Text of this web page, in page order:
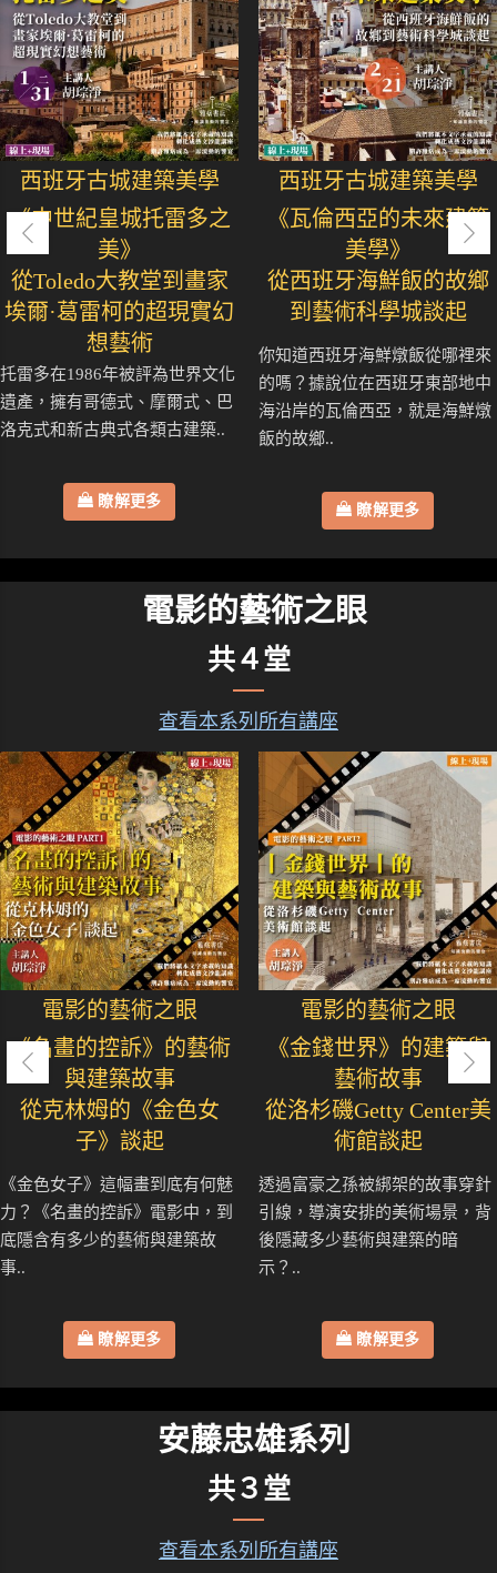
西班牙古城建築美學
《中世紀皇城托雷多之
美》
從Toledo大教堂到畫家
埃爾·葛雷柯的超現實幻
想藝術
托雷多在1986年被評為世界文化
遺產，擁有哥德式、摩爾式、巴
洛克式和新古典式各類古建築..
瞭解更多
西班牙古城建築美學
《瓦倫西亞的未來建築
美學》
從西班牙海鮮飯的故鄉
到藝術科學城談起
你知道西班牙海鮮燉飯從哪裡來
的嗎？據說位在西班牙東部地中
海沿岸的瓦倫西亞，就是海鮮燉
飯的故鄉..
瞭解更多
電影的藝術之眼
共４堂
查看本系列所有講座
電影的藝術之眼
《名畫的控訴》的藝術
與建築故事
從克林姆的《金色女
子》談起
《金色女子》這幅畫到底有何魅
力？《名畫的控訴》電影中，到
底隱含有多少的藝術與建築故
事..
瞭解更多
電影的藝術之眼
《金錢世界》的建築與
藝術故事
從洛杉磯Getty Center美
術館談起
透過富豪之孫被綁架的故事穿針
引線，導演安排的美術場景，背
後隱藏多少藝術與建築的暗
示？..
瞭解更多
安藤忠雄系列
共３堂
查看本系列所有講座